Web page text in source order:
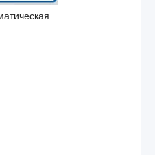
LQ-66 76B Полуавтоматическая термоформовочная машина для производства пластиковых контейнеров для еды